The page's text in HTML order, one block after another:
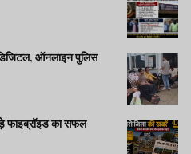
ऑनलाइन पुलिस
का सफल